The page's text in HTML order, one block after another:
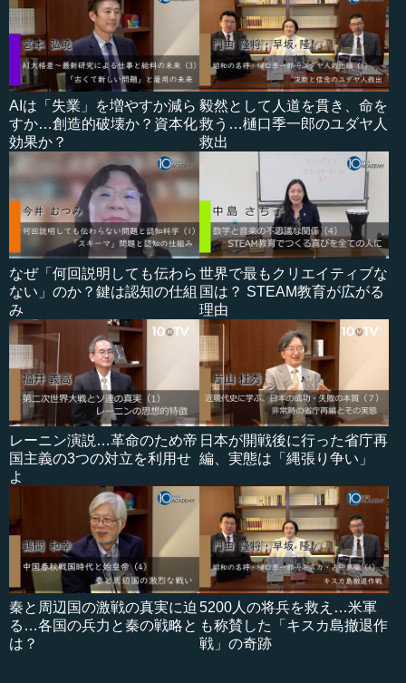
AIは「失業」を増やすか減ら
すか…創造的破壊か？資本化
効果か？
毅然として人道を貫き、命を
救う…樋口季一郎のユダヤ人
救出
なぜ「何回説明しても伝わら
ない」のか？鍵は認知の仕組
み
世界で最もクリエイティブな
国は？ STEAM教育が広がる
理由
レーニン演説…革命のため帝
国主義の3つの対立を利用せ
よ
日本が開戦後に行った省庁再
編、実態は「縄張り争い」
秦と周辺国の激戦の真実に迫
る…各国の兵力と秦の戦略と
は？
5200人の将兵を救え…米軍
も称賛した「キスカ島撤退作
戦」の奇跡